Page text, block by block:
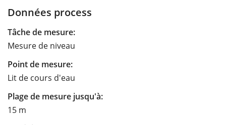
Données process
Tâche de mesure:
Mesure de niveau
Point de mesure:
Lit de cours d'eau
Plage de mesure jusqu'à:
15 m